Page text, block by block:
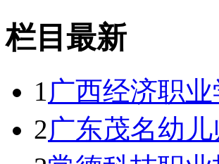
栏目最新
1 广西经济职
2广东茂名幼